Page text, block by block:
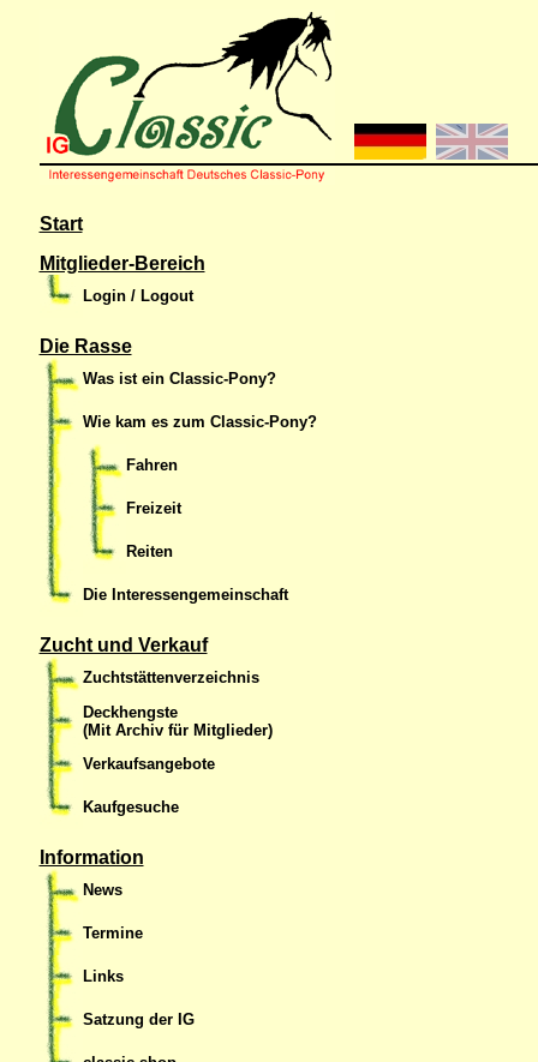
Start
Mitglieder-Bereich
Login / Logout
Die Rasse
Was ist ein Classic-Pony?
Wie kam es zum Classic-Pony?
Fahren
Freizeit
Reiten
Die Interessengemeinschaft
Zucht und Verkauf
Zuchtstättenverzeichnis
Deckhengste
(Mit Archiv für Mitglieder)
Verkaufsangebote
Kaufgesuche
Information
News
Termine
Links
Satzung der IG